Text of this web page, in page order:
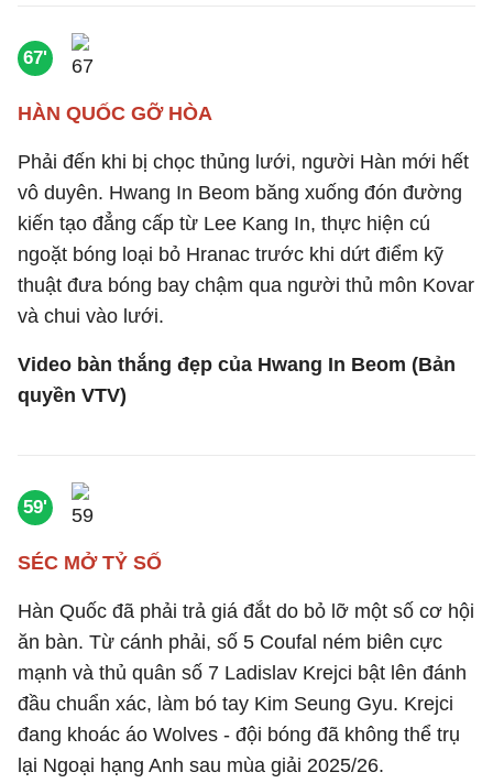
67'
HÀN QUỐC GỠ HÒA
Phải đến khi bị chọc thủng lưới, người Hàn mới hết
vô duyên. Hwang In Beom băng xuống đón đường
kiến tạo đẳng cấp từ Lee Kang In, thực hiện cú
ngoặt bóng loại bỏ Hranac trước khi dứt điểm kỹ
thuật đưa bóng bay chậm qua người thủ môn Kovar
và chui vào lưới.
Video bàn thắng đẹp của Hwang In Beom (Bản
quyền VTV)
59'
SÉC MỞ TỶ SỐ
Hàn Quốc đã phải trả giá đắt do bỏ lỡ một số cơ hội
ăn bàn. Từ cánh phải, số 5 Coufal ném biên cực
mạnh và thủ quân số 7 Ladislav Krejci bật lên đánh
đầu chuẩn xác, làm bó tay Kim Seung Gyu. Krejci
đang khoác áo Wolves - đội bóng đã không thể trụ
lại Ngoại hạng Anh sau mùa giải 2025/26.